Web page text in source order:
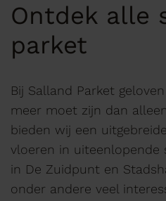
Ontdek alle
parket
Bij Salland Parket
meer moet zijn dan
bieden wij een
vloeren in uiteenlopende
in De Zuidpunt en
onder andere veel